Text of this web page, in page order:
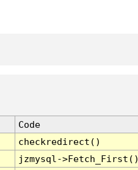
Code
checkredirect()
jzmysql-